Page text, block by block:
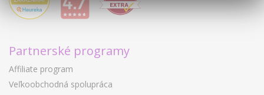
Partnerské programy
Affiliate program
Veľkoobchodná spolupráca